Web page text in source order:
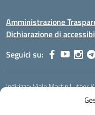
Amministrazione
Dichiarazione di
Seguici su:
Indirizzo:Viale Martin Luther